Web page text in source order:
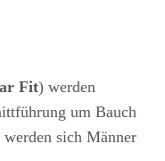
Fit) werden
um Bauch
sich Männer